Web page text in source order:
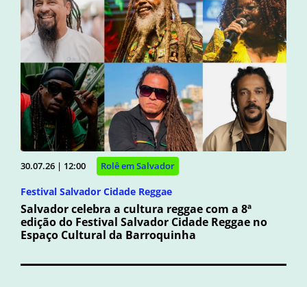
30.07.26 | 12:00 Rolê em Salvador
Festival Salvador Cidade Reggae
Salvador celebra a cultura reggae com a 8ª
edição do Festival Salvador Cidade Reggae no
Espaço Cultural da Barroquinha